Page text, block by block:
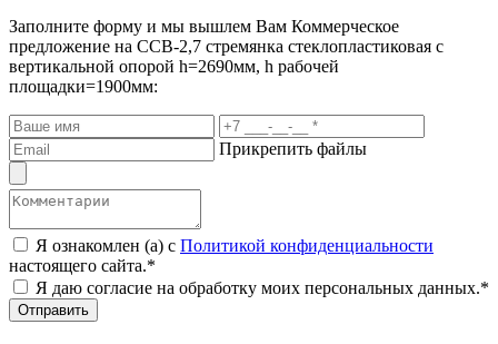
Заполните форму и мы вышлем Вам Коммерческое
предложение на ССВ-2,7 стремянка стеклопластиковая с
вертикальной опорой h=2690мм, h рабочей
площадки=1900мм:
Прикрепить файлы
Я ознакомлен (а) с Политикой конфиденциальности
настоящего сайта.*
Я даю согласие на обработку моих персональных данных.*
Отправить